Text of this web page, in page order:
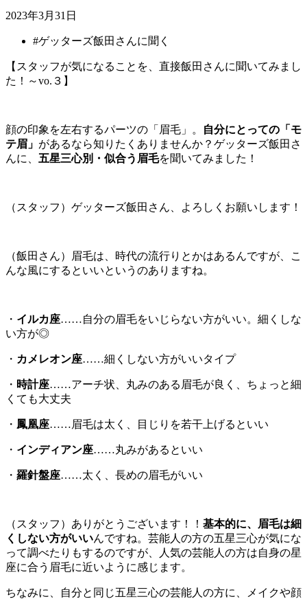
2023年3月31日
#ゲッターズ飯田さんに聞く
【スタッフが気になることを、直接飯田さんに聞いてみまし
た！～vo.３】
顔の印象を左右するパーツの「眉毛」。
自分にとっての「モ
テ眉」 があるなら知りたくありませんか？ゲッターズ飯田さ
んに、 五星三心別・似合う眉毛を聞いてみました！
（スタッフ）ゲッターズ飯田さん、よろしくお願いします！
（飯田さん）眉毛は、時代の流行りとかはあるんですが、こ
んな風にするといいというのありますね。
・ イルカ座……自分の眉毛をいじらない方がいい。細くしな
い方が◎
・ カメレオン座……細くしない方がいいタイプ
・ 時計座……アーチ状、丸みのある眉毛が良く、ちょっと細
くても大丈夫
・ 鳳凰座……眉毛は太く、目じりを若干上げるといい
・ インディアン座……丸みがあるといい
・ 羅針盤座……太く、長めの眉毛がいい
（スタッフ）ありがとうございます！！ 基本的に、眉毛は細
くしない方がいいんですね。芸能人の方の五星三心が気にな
って調べたりもするのですが、人気の芸能人の方は自身の星
座に合う眉毛に近いように感じます。
ちなみに、自分と同じ五星三心の芸能人の方に、メイクや顔